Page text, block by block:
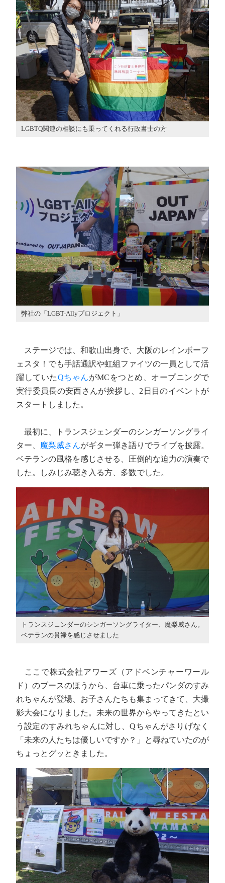
LGBTQ関連の相談にも乗ってくれる行政書士の方
弊社の「LGBT-Allyプロジェクト」
ステージでは、和歌山出身で、大阪のレインボーフ
ェスタ！でも手話通訳や虹組ファイツの一員として活
躍していたQちゃんがMCをつとめ、オープニングで
実行委員長の安西さんが挨拶し、2日目のイベントが
スタートしました。
最初に、トランスジェンダーのシンガーソングライ
ター、 魔梨威さんがギター弾き語りでライブを披露。
ベテランの風格を感じさせる、圧倒的な迫力の演奏で
した。しみじみ聴き入る方、多数でした。
トランスジェンダーのシンガーソングライター、魔梨威さん。
ベテランの貫禄を感じさせました
ここで株式会社アワーズ（アドベンチャーワール
ド）のブースのほうから、台車に乗ったパンダのすみ
れちゃんが登場、お子さんたちも集まってきて、大撮
影大会になりました。未来の世界からやってきたとい
う設定のすみれちゃんに対し、Qちゃんがさりげなく
「未来の人たちは優しいですか？」と尋ねていたのが
ちょっとグッときました。